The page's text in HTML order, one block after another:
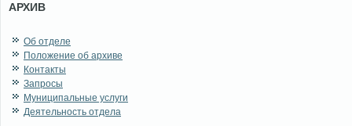
АРХИВ
Об отделе
Положение об архиве
Контакты
Запросы
Муниципальные услуги
Деятельность отдела